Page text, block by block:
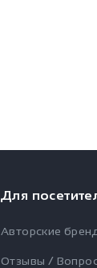
Для
Авторские
Отзывы /